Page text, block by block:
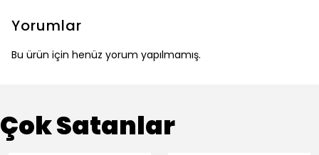
Yorumlar
Bu ürün için henüz yorum yapılmamış.
Çok Satanlar